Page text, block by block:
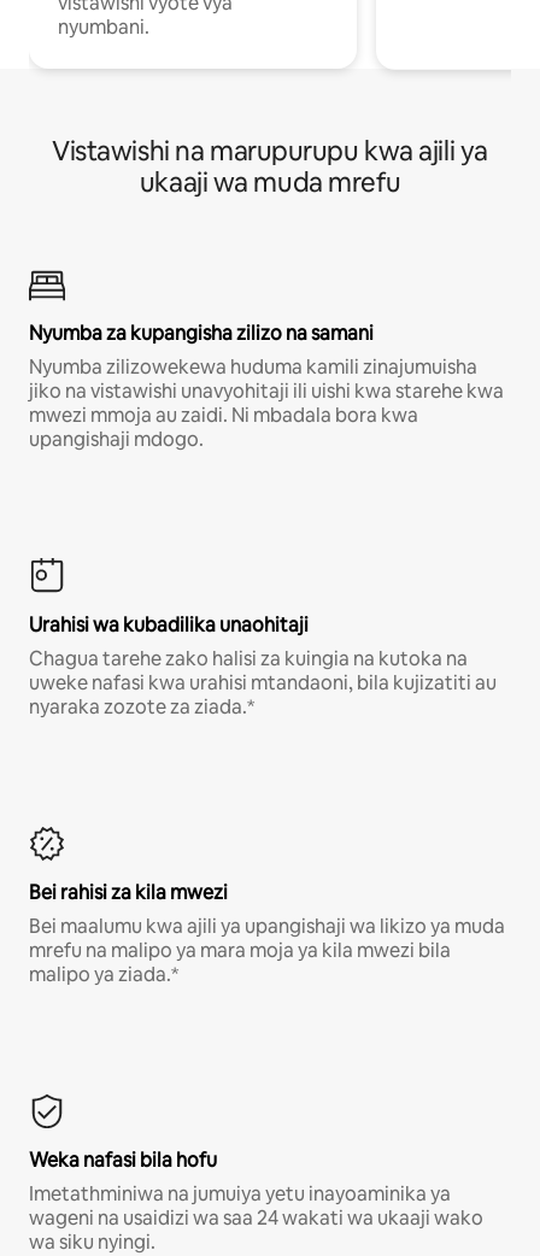
nyumbani.
Vistawishi na marupurupu kwa ajili ya
ukaaji wa muda mrefu
Nyumba za kupangisha zilizo na samani
Nyumba zilizowekewa huduma kamili zinajumuisha
jiko na vistawishi unavyohitaji ili uishi kwa starehe kwa
mwezi mmoja au zaidi. Ni mbadala bora kwa
upangishaji mdogo.
Urahisi wa kubadilika unaohitaji
Chagua tarehe zako halisi za kuingia na kutoka na
uweke nafasi kwa urahisi mtandaoni, bila kujizatiti au
nyaraka zozote za ziada.*
Bei rahisi za kila mwezi
Bei maalumu kwa ajili ya upangishaji wa likizo ya muda
mrefu na malipo ya mara moja ya kila mwezi bila
malipo ya ziada.*
Weka nafasi bila hofu
Imetathminiwa na jumuiya yetu inayoaminika ya
wageni na usaidizi wa saa 24 wakati wa ukaaji wako
wa siku nyingi.